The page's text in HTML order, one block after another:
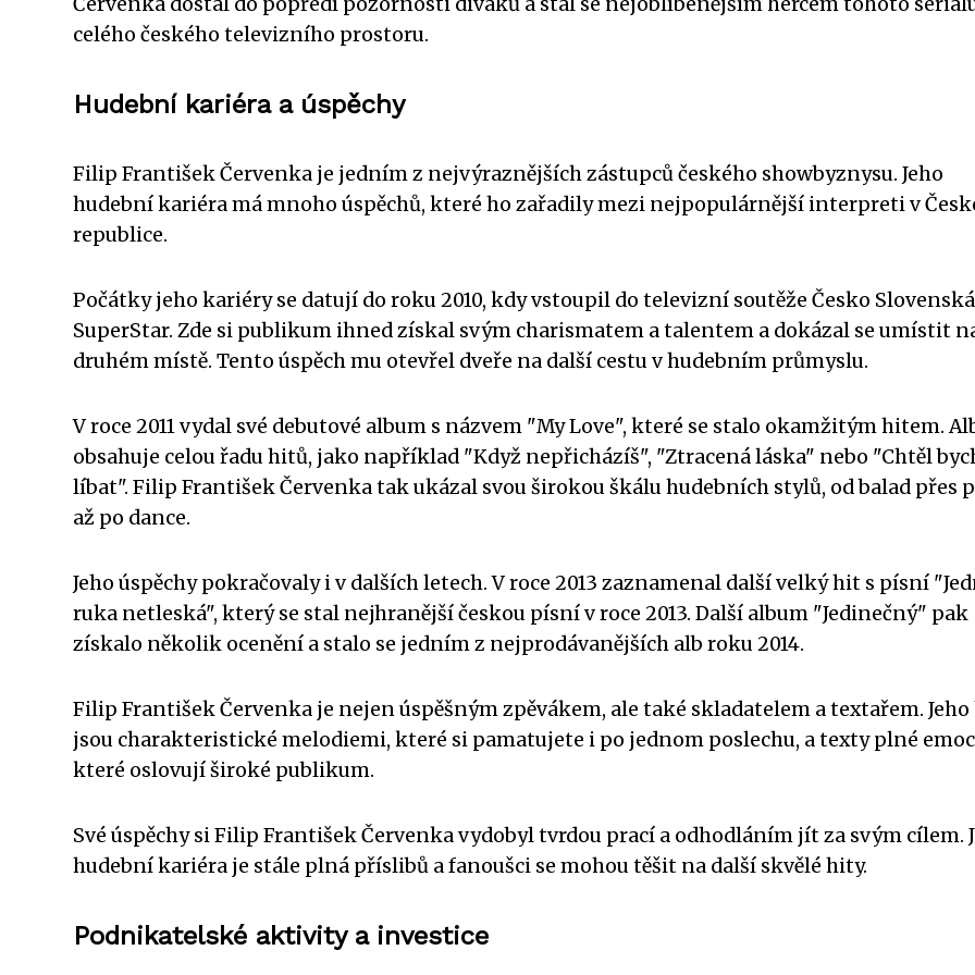
celého českého televizního prostoru.
Hudební kariéra a úspěchy
Filip František Červenka je jedním z nejvýraznějších zástupců českého showbyznysu. Jeho
hudební kariéra má mnoho úspěchů, které ho zařadily mezi nejpopulárnější interpreti v
republice.
Počátky jeho kariéry se datují do roku 2010, kdy vstoupil do televizní soutěže Česko Slovenská
SuperStar. Zde si publikum ihned získal svým charismatem a talentem a dokázal se umístit
druhém místě. Tento úspěch mu otevřel dveře na další cestu v hudebním průmyslu.
V roce 2011 vydal své debutové album s názvem "My Love", které se stalo okamžitým hitem.
obsahuje celou řadu hitů, jako například "Když nepřicházíš", "Ztracená láska" nebo "Chtěl
líbat". Filip František Červenka tak ukázal svou širokou škálu hudebních stylů, od balad přes
až po dance.
Jeho úspěchy pokračovaly i v dalších letech. V roce 2013 zaznamenal další velký hit s písní
ruka netleská", který se stal nejhranější českou písní v roce 2013. Další album "Jedinečný" pak
získalo několik ocenění a stalo se jedním z nejprodávanějších alb roku 2014.
Filip František Červenka je nejen úspěšným zpěvákem, ale také skladatelem a textařem.
jsou charakteristické melodiemi, které si pamatujete i po jednom poslechu, a texty plné
které oslovují široké publikum.
Své úspěchy si Filip František Červenka vydobyl tvrdou prací a odhodláním jít za svým cílem.
hudební kariéra je stále plná příslibů a fanoušci se mohou těšit na další skvělé hity.
Podnikatelské aktivity a investice